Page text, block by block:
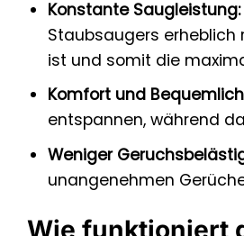
Konstante Saugleistung:
Staubsaugers erheblich
ist und somit die
Komfort und
entspannen, während
Weniger
unangenehmen
Wie funktioniert